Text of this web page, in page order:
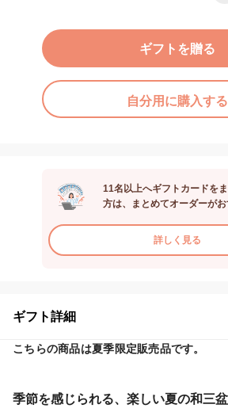
ギフトを贈る
自分用に購入する
11名以上へギフトカードを
方は、まとめてオーダーがお
詳しく見る
ギフト詳細
季節を感じられる、楽しい夏の和三盆